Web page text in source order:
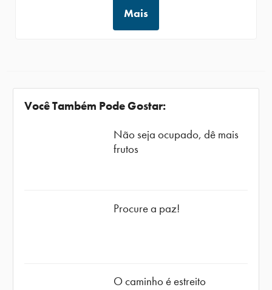
Mais
Você Também Pode Gostar:
Não seja ocupado, dê mais
frutos
Procure a paz!
O caminho é estreito